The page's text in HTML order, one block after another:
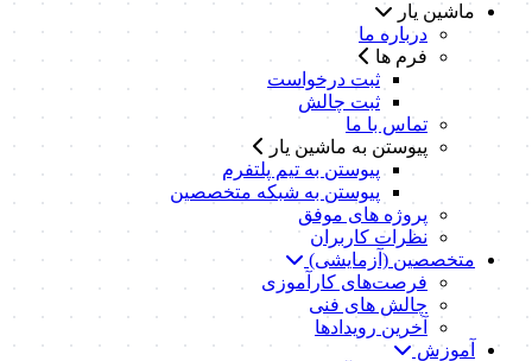
ماشین یار
درباره ما
فرم ها
ثبت درخواست
ثبت چالش
تماس با ما
پیوستن به ماشین یار
پیوستن به تیم پلتفرم
پیوستن به شبکه متخصصین
پروژه های موفق
نظرات کاربران
متخصصین (آزمایشی)
فرصت‌های کارآموزی
چالش های فنی
آخرین رویدادها
آموزش